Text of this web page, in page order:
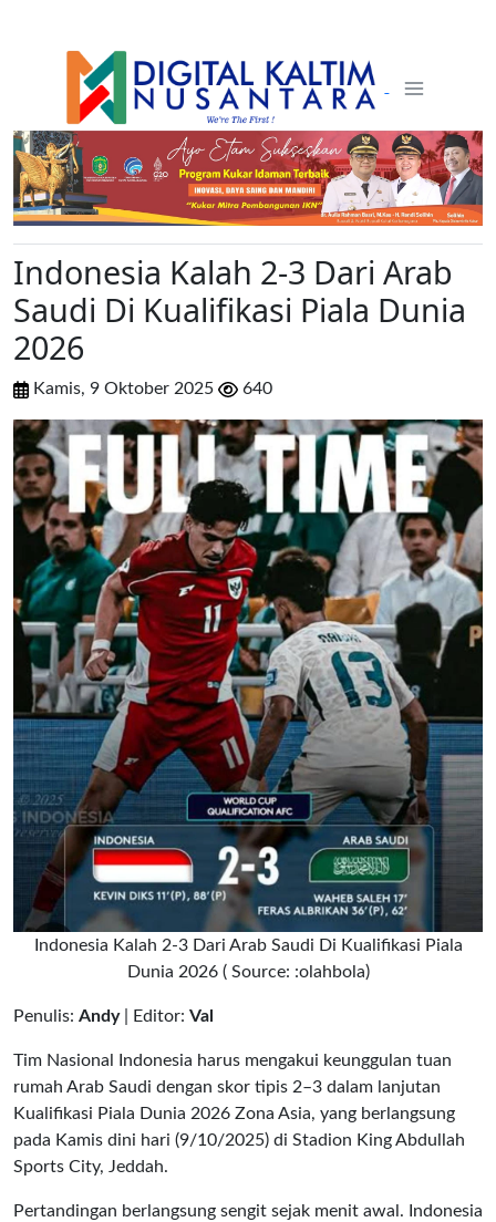
Indonesia Kalah 2-3 Dari Arab
Saudi Di Kualifikasi Piala Dunia
2026
Kamis, 9 Oktober 2025 640
Indonesia Kalah 2-3 Dari Arab Saudi Di Kualifikasi Piala
Dunia 2026 ( Source: :olahbola)
Penulis: Andy| Editor: Val
Tim Nasional Indonesia harus mengakui keunggulan tuan
rumah Arab Saudi dengan skor tipis 2–3 dalam lanjutan
Kualifikasi Piala Dunia 2026 Zona Asia, yang berlangsung
pada Kamis dini hari (9/10/2025) di Stadion King Abdullah
Sports City, Jeddah.
Pertandingan berlangsung sengit sejak menit awal. Indonesia